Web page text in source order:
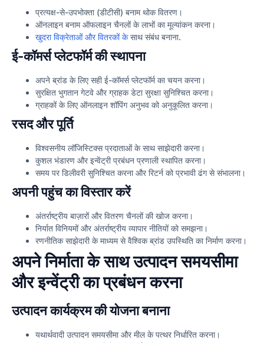
प्रत्यक्ष-से-उपभोक्ता (डीटीसी) बनाम थोक वितरण।
ऑनलाइन बनाम ऑफलाइन चैनलों के लाभों का मूल्यांकन करना।
खुदरा विक्रेताओं और वितरकों केसाथ संबंध बनाना.
ई-कॉमर्स प्लेटफॉर्म की स्थापना
अपने ब्रांड के लिए सही ई-कॉमर्स प्लेटफॉर्म का चयन करना।
सुरक्षित भुगतान गेटवे और ग्राहक डेटा सुरक्षा सुनिश्चित करना।
ग्राहकों के लिए ऑनलाइन शॉपिंग अनुभव को अनुकूलित करना।
रसद और पूर्ति
विश्वसनीय लॉजिस्टिक्स प्रदाताओं के साथ साझेदारी करना।
कुशल भंडारण और इन्वेंट्री प्रबंधन प्रणाली स्थापित करना।
समय पर डिलीवरी सुनिश्चित करना और रिटर्न को प्रभावी ढंग से संभालना।
अपनी पहुंच का विस्तार करें
अंतर्राष्ट्रीय बाज़ारों और वितरण चैनलों की खोज करना।
निर्यात विनियमों और अंतर्राष्ट्रीय व्यापार नीतियों को समझना।
रणनीतिक साझेदारी के माध्यम से वैश्विक ब्रांड उपस्थिति का निर्माण करना।
अपने निर्माता के साथ उत्पादन समयसीमा
और इन्वेंट्री का प्रबंधन करना
उत्पादन कार्यक्रम की योजना बनाना
यथार्थवादी उत्पादन समयसीमा और मील के पत्थर निर्धारित करना।